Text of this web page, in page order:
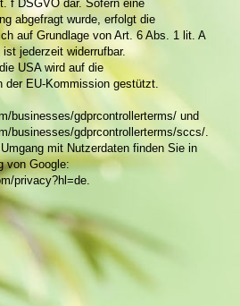
f DSGVO dar. Sofern eine
abgefragt wurde, erfolgt die
auf Grundlage von Art. 6 Abs. 1 lit. A
jederzeit widerrufbar.
USA wird auf die
der EU-Kommission gestützt.
businesses/gdprcontrollerterms/ und
businesses/gdprcontrollerterms/sccs/.
mit Nutzerdaten finden Sie in
von Google:
privacy?hl=de.